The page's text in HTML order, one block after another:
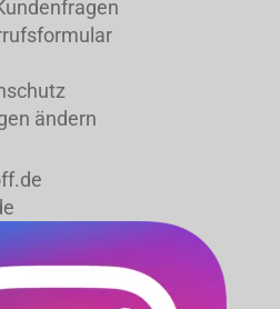
ändern